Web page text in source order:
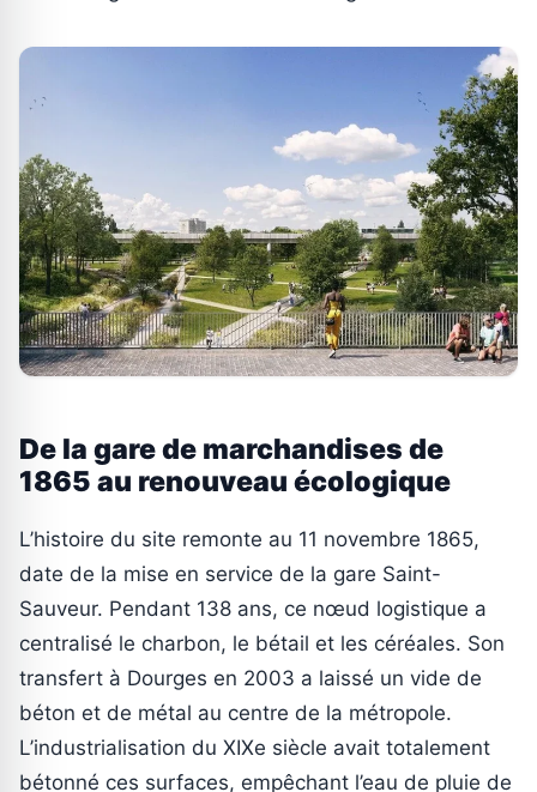
De la gare de marchandises de
1865 au renouveau écologique
L’histoire du site remonte au 11 novembre 1865,
date de la mise en service de la gare Saint-
Sauveur. Pendant 138 ans, ce nœud logistique a
centralisé le charbon, le bétail et les céréales. Son
transfert à Dourges en 2003 a laissé un vide de
béton et de métal au centre de la métropole.
L’industrialisation du XIXe siècle avait totalement
bétonné ces surfaces, empêchant l’eau de pluie de